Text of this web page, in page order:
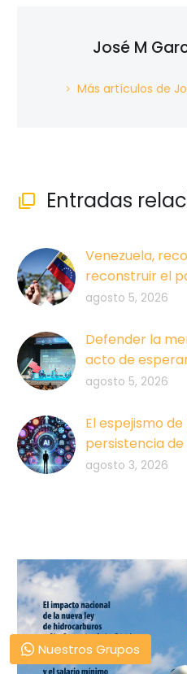
José M
Más artículos de
 Entradas
Venezuela,
reconstruir el
agosto 5, 2026
Defender la
acto de
agosto 5, 2026
El espejismo
persistencia
agosto 3, 2026
Nuestros Grupos